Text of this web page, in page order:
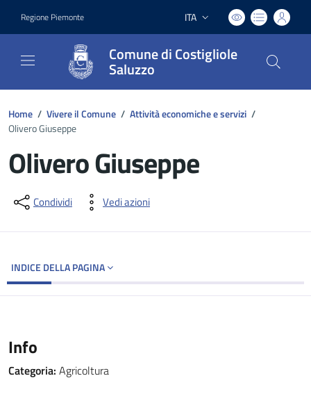
Regione Piemonte Lingua attiva:
ITA
Comune di Costigliole
Saluzzo
Home / Vivere il Comune / Attività economiche e servizi /
Olivero Giuseppe
Olivero Giuseppe
Dettagli del documento
Condividi Vedi azioni
INDICE DELLA PAGINA
Info
Categoria: Agricoltura